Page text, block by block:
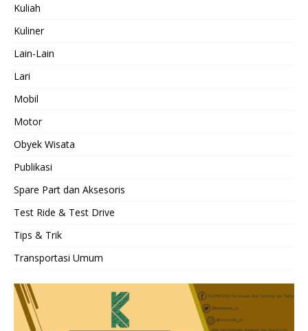
Kuliah
Kuliner
Lain-Lain
Lari
Mobil
Motor
Obyek Wisata
Publikasi
Spare Part dan Aksesoris
Test Ride & Test Drive
Tips & Trik
Transportasi Umum